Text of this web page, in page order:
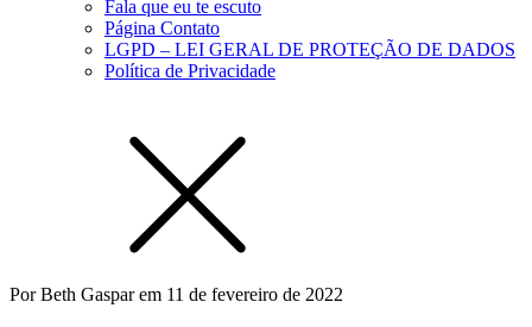
Fala que eu te escuto
Página Contato
LGPD – LEI GERAL DE PROTEÇÃO DE DADOS
Política de Privacidade
PorBeth Gasparem 11 de fevereiro de 2022